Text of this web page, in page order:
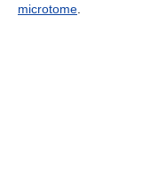
microtome